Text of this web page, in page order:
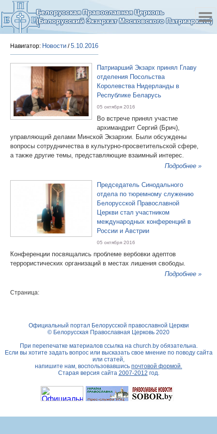
Белорусская Православная Церковь
(Белорусский Экзархат Московского Патриархата)
Навигатор: Новости /5.10.2016
Патриарший Экзарх принял Главу
отделения Посольства
Королевства Нидерланды в
Республике Беларусь
05 октября 2016
Во встрече принял участие
архимандрит Сергий (Брич),
управляющий делами Минской Экзархии. Были обсуждены
вопросы сотрудничества в культурно-просветительской сфере,
а также другие темы, представляющие взаимный интерес.
Подробнее »
Председатель Синодального
отдела по тюремному служению
Белорусской Православной
Церкви стал участником
международных конференций в
России и Австрии
05 октября 2016
Конференции посвящались проблеме вербовки адептов
террористических организаций в местах лишения свободы.
Подробнее »
Страница:
Официальный портал Белорусской православной Церкви
© Белорусская Православная Церковь 2020
При перепечатке материалов ссылка на church.byобязательна.
Если вы хотите задать вопрос или высказать свое мнение по поводу сайта
или статей,
напишите нам, воспользовавшись почтовой формой.
Старая версия сайта 2007-2012 год.